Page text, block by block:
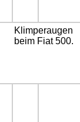
Klimperaugen
beim Fiat 500.